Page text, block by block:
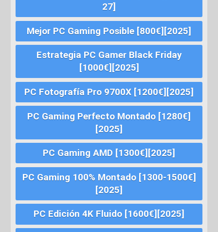
27]
Mejor PC Gaming Posible [800€][2025]
Estrategia PC Gamer Black Friday
[1000€][2025]
PC Fotografía Pro 9700X [1200€][2025]
PC Gaming Perfecto Montado [1280€]
[2025]
PC Gaming AMD [1300€][2025]
PC Gaming 100% Montado [1300-1500€]
[2025]
PC Edición 4K Fluido [1600€][2025]